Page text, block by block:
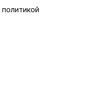
политикой